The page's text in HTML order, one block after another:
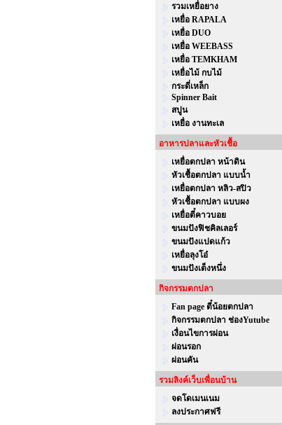
รวมเหยื่อยาง
เหยื่อ RAPALA
เหยื่อ DUO
เหยื่อ WEEBASS
เหยื่อ TEMKHAM
เหยื่อไม้ กบไม้
กระดี่เหล็ก
Spinner Bait
สปูน
เหยื่อ งานทะเล
อาหารปลาและหัวเชื้อ
เหยื่อตกปลา หน้าดิน
หัวเชื้อตกปลา แบบน้ำ
เหยื่อตกปลา หลิว-สปิว
หัวเชื้อตกปลา แบบผง
เหยื่อตี๋คาวบอย
ขนมปังฟิชคิลเลอร์
ขนมปังแปดแก้ว
เหยื่อลุงโอ๋
ขนมปังเต็งหนึ่ง
กิจกรรมตกปลา
Fan page ตี๋น้อยตกปลา
กิจกรรมตกปลา ช่องYutube
เงื่อนไขการผ่อน
ผ่อนรอก
ผ่อนคัน
รวมลิงค์เว็บเพื่อนบ้าน
จดโดเมนเนม
ลงประกาศฟรี